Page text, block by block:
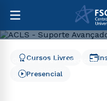
Cursos Livres
Medicina
ACLS - Suporte Avançado
Paulo
Cursos Livres
Presencial